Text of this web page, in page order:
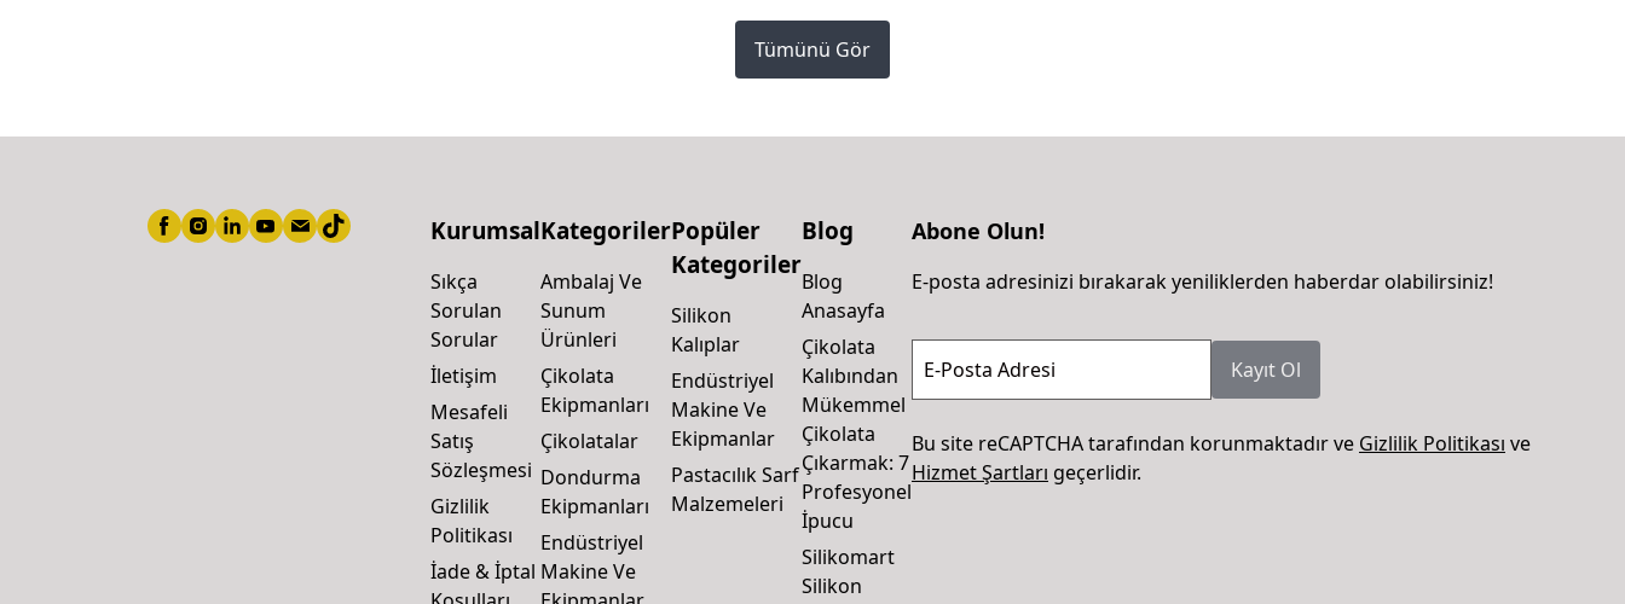
Tümünü Gör
Kurumsal
Sıkça
Sorulan
Sorular
İletişim
Mesafeli
Satış
Sözleşmesi
Gizlilik
Politikası
İade & İptal
Kategoriler
Ambalaj Ve
Sunum
Ürünleri
Çikolata
Ekipmanları
Çikolatalar
Dondurma
Ekipmanları
Endüstriyel
Makine Ve
Popüler
Kategoriler
Silikon
Kalıplar
Endüstriyel
Makine Ve
Ekipmanlar
Pastacılık Sarf
Malzemeleri
Blog
Blog
Anasayfa
Çikolata
Kalıbından
Mükemmel
Çikolata
Çıkarmak: 7
Profesyonel
İpucu
Silikomart
Silikon
Abone Olun!
E-posta adresinizi bırakarak yeniliklerden haberdar olabilirsiniz!
E-Posta Adresi Kayıt Ol
Bu site reCAPTCHA tarafından korunmaktadır ve Gizlilik Politikası ve
Hizmet Şartları geçerlidir.